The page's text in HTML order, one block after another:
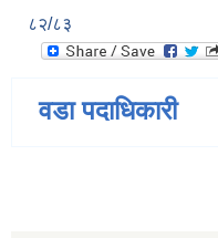
८२/८३
वडा पदाधिकारी